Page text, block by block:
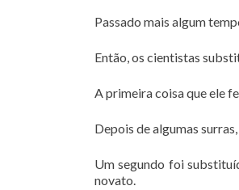
Passado mais algum
Então, os cientistas
A primeira coisa que ele
Depois de algumas
Um segundo foi
novato.